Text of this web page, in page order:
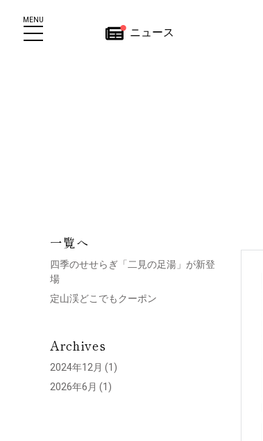
ニュース
MENU
一覧へ
四季のせせらぎ「二見の足湯」が新登
場
定山渓どこでもクーポン
Archives
2024年12月 (1)
2026年6月 (1)